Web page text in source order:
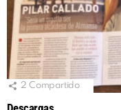
2 Compartido